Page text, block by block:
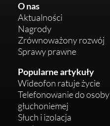
O nas
Aktualności
Nagrody
Zrównoważony rozwój
Sprawy prawne
Popularne artykuły
Wideofon ratuje życie
Telefonowanie do osoby
głuchoniemej
Słuch i izolacja